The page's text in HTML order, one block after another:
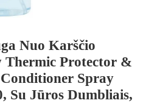
Nuo Karščio
Thermic Protector &
Spray
Su Jūros Dumbliais,